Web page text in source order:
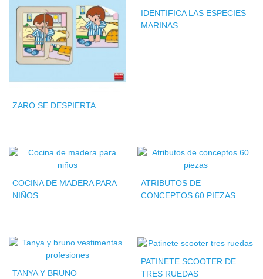
ZARO SE DESPIERTA
IDENTIFICA LAS ESPECIES
MARINAS
COCINA DE MADERA PARA
NIÑOS
ATRIBUTOS DE
CONCEPTOS 60 PIEZAS
TANYA Y BRUNO
PATINETE SCOOTER DE
TRES RUEDAS